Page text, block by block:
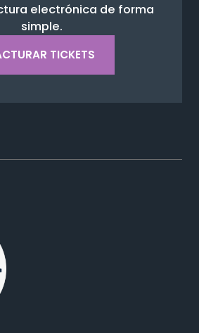
electrónica de forma
simple.
TICKETS